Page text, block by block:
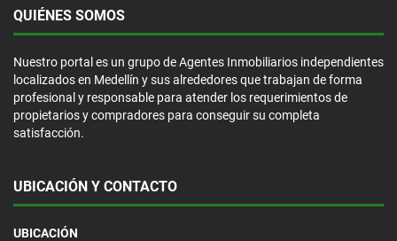
QUIÉNES SOMOS
Nuestro portal es un grupo de Agentes Inmobiliarios independientes
localizados en Medellín y sus alrededores que trabajan de forma
profesional y responsable para atender los requerimientos de
propietarios y compradores para conseguir su completa
satisfacción.
UBICACIÓN Y CONTACTO
UBICACIÓN